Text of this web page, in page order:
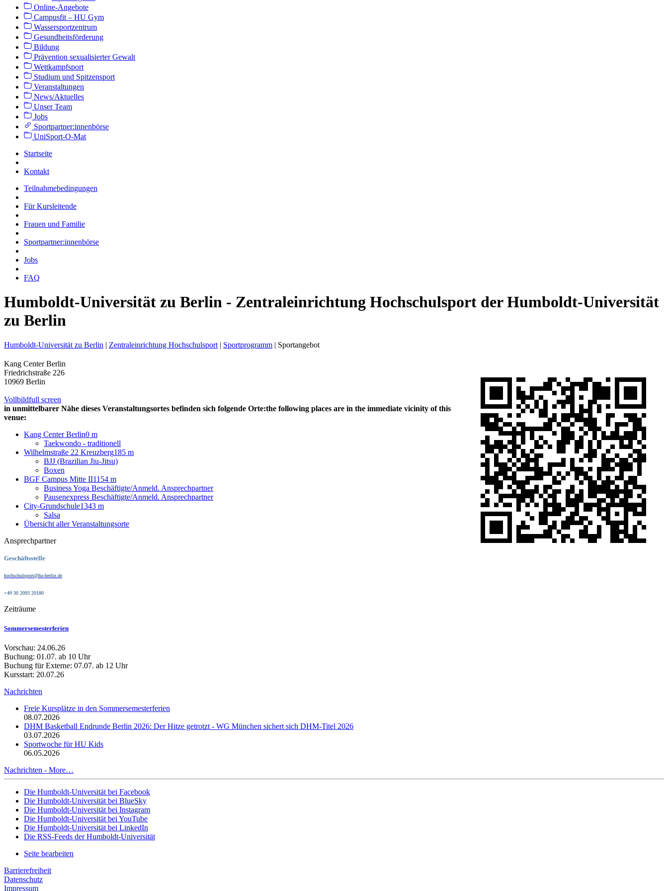
Online-Angebote
Campusfit – HU Gym
Wassersportzentrum
Gesundheitsförderung
Bildung
Prävention sexualisierter Gewalt
Wettkampfsport
Studium und Spitzensport
Veranstaltungen
News/Aktuelles
Unser Team
Jobs
Sportpartner:innenbörse
UniSport-O-Mat
Startseite
Kontakt
Teilnahmebedingungen
Für Kursleitende
Frauen und Familie
Sportpartner:innenbörse
Jobs
FAQ
Humboldt-Universität zu Berlin - Zentraleinrichtung Hochschulsport der Humboldt-Universität
zu Berlin
Humboldt-Universität zu Berlin | Zentraleinrichtung Hochschulsport | Sportprogramm | Sportangebot
Kang Center Berlin
Friedrichstraße 226
10969 Berlin
Vollbildfull screen
in unmittelbarer Nähe dieses Veranstaltungsortes befinden sich folgende Orte:the following places are in the immediate vicinity of this
venue:
Kang Center Berlin0 m
Taekwondo - traditionell
Wilhelmstraße 22 Kreuzberg185 m
BJJ (Brazilian Jiu-Jitsu)
Boxen
BGF Campus Mitte II1154 m
Business Yoga Beschäftigte/Anmeld. Ansprechpartner
Pausenexpress Beschäftigte/Anmeld. Ansprechpartner
City-Grundschule1343 m
Salsa
Übersicht aller Veranstaltungsorte
Ansprechpartner
Geschäftsstelle
hochschulsport@hu-berlin.de
+49 30 2093 20180
Zeiträume
Sommersemesterferien
Vorschau: 24.06.26
Buchung: 01.07. ab 10 Uhr
Buchung für Externe: 07.07. ab 12 Uhr
Kursstart: 20.07.26
Nachrichten
Freie Kursplätze in den Sommersemesterferien
08.07.2026
DHM Basketball Endrunde Berlin 2026: Der Hitze getrotzt - WG München sichert sich DHM-Titel 2026
03.07.2026
Sportwoche für HU Kids
06.05.2026
Nachrichten - More…
Die Humboldt-Universität bei Facebook
Die Humboldt-Universität bei BlueSky
Die Humboldt-Universität bei Instagram
Die Humboldt-Universität bei YouTube
Die Humboldt-Universität bei LinkedIn
Die RSS-Feeds der Humboldt-Universität
Seite bearbeiten
Barrierefreiheit
Datenschutz
Impressum